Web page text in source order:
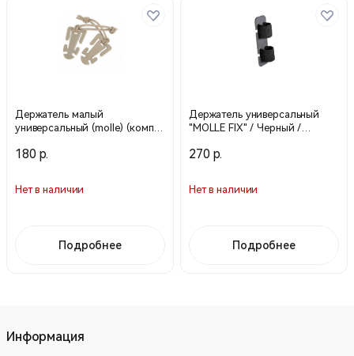
Держатель малый
универсальный (molle) (компл.
Profi)
180 р.
Нет в наличии
Подробнее
Держатель универсальный
"MOLLE FIX" / Черный /
270 р.
Нет в наличии
Подробнее
Информация